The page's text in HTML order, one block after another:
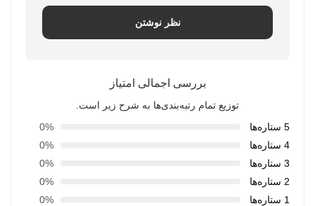
نظر نوشتن
بررسی اجمالی امتیاز
توزیع تمام رتبه‌بندی‌ها به شرح زیر است.
5 ستاره‌ها
0%
4 ستاره‌ها
0%
3 ستاره‌ها
0%
2 ستاره‌ها
0%
1 ستاره‌ها
0%